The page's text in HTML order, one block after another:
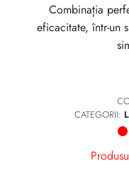
Combinația
eficacitate, într-un
CATEGORII: